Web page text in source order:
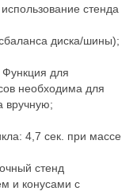
стенда
диска/шины);
Функция для
необходима для
вручную;
4,7 сек. при массе
стенд
и конусами с